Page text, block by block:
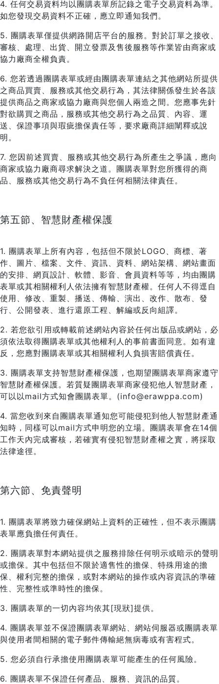
4. 任何交易資料均以團購表單所記錄之電子交易資料為準。
如您發現交易資料不正確，應立即通知我們。
5. 團購表單僅提供網路開店平台的服務。對於訂單之接收、
審核、處理、出貨、開立發票及售後服務等作業皆由商家或
協力廠商全權負責。
6. 您若透過團購表單或經由團購表單連結之其他網站所提供
之商品買賣、服務或其他交易行為，其法律關係發生於各該
提供商品之商家或協力廠商與您個人兩造之間。您應事先針
對欲購買之商品，服務或其他交易行為之品質、內容、運
送、保證事項與瑕疵擔保責任等，要求廠商詳細闡釋或說
明。
7. 您因前述買賣、服務或其他交易行為所產生之爭議，應向
商家或協力廠商尋求解決之道。團購表單對您所獲得的商
品、服務或其他交易行為不負任何相關法律責任。
第五節、智慧財產權保護
1. 團購表單上所有內容，包括但不限於LOGO、商標、著
作、圖片、檔案、文件、資訊、資料、網站架構、網站畫面
的安排、網頁設計、軟體、影音、會員資料等等，均由團購
表單或其相關權利人依法擁有智慧財產權。任何人不得逕自
使用、修改、重製、播送、傳輸、演出、改作、散布、發
行、公開發表、進行還原工程、解編或反向組譯。
2. 若您欲引用或轉載前述網站內容於任何出版品或網站，必
須依法取得團購表單或其他權利人的事前書面同意。如有違
反，您應對團購表單或其相關權利人負損害賠償責任。
3. 團購表單支持智慧財產權保護，也期望團購表單商家遵守
智慧財產權保護。若質疑團購表單商家侵犯他人智慧財產，
可以以mail方式知會團購表單。(info@erawppa.com)
4. 當您收到來自團購表單通知您可能侵犯到他人智慧財產通
知時，同樣可以mail方式申明您的立場。團購表單會在14個
工作天內完成審核，若確實有侵犯智慧財產權之實，將採取
法律途徑。
第六節、免責聲明
1. 團購表單將致力確保網站上資料的正確性，但不表示團購
表單應負擔任何責任。
2. 團購表單對本網站提供之服務排除任何明示或暗示的聲明
或擔保。其中包括但不限於適售性的擔保、特殊用途的擔
保、權利完整的擔保，或對本網站的操作或內容資訊的準確
性、完整性或準時性的擔保。
3. 團購表單的一切內容均依其[現狀]提供。
4. 團購表單並不保證團購表單網站、網站伺服器或團購表單
與使用者間相關的電子郵件傳輸絕無病毒或有害程式。
5. 您必須自行承擔使用團購表單可能產生的任何風險。
6. 團購表單不保證任何產品、服務、資訊的品質。